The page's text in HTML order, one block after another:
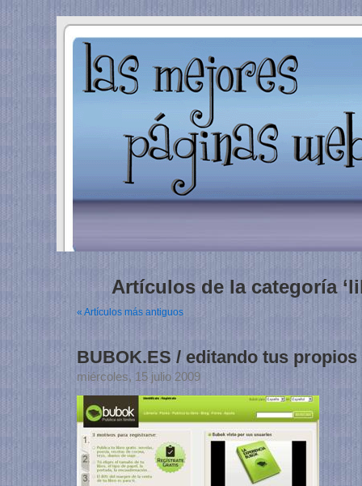
Artículos de la categoría
« Artículos más antiguos
BUBOK.ES / editando tus
miércoles, 15 julio 2009